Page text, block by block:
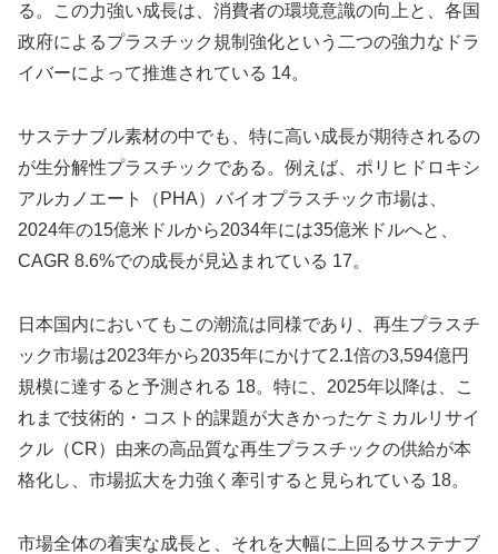
る。この力強い成長は、消費者の環境意識の向上と、各国
政府によるプラスチック規制強化という二つの強力なドラ
イバーによって推進されている 14。
サステナブル素材の中でも、特に高い成長が期待されるの
が生分解性プラスチックである。例えば、ポリヒドロキシ
アルカノエート（PHA）バイオプラスチック市場は、
2024年の15億米ドルから2034年には35億米ドルへと、
CAGR 8.6%での成長が見込まれている 17。
日本国内においてもこの潮流は同様であり、再生プラスチ
ック市場は2023年から2035年にかけて2.1倍の3,594億円
規模に達すると予測される 18。特に、2025年以降は、こ
れまで技術的・コスト的課題が大きかったケミカルリサイ
クル（CR）由来の高品質な再生プラスチックの供給が本
格化し、市場拡大を力強く牽引すると見られている 18。
市場全体の着実な成長と、それを大幅に上回るサステナブ